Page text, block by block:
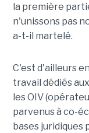
la première
n'unissons pas
a-t-il martelé.
C'est d'ailleurs
travail dédiés
les OIV
parvenus à co-
bases juridiques